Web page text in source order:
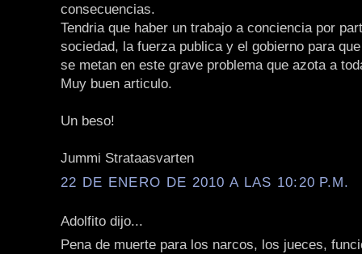
consecuencias.
Tendria que haber un trabajo a conciencia por
sociedad, la fuerza publica y el gobierno para
se metan en este grave problema que azota a
Muy buen articulo.
Un beso!
Jummi Strataasvarten
22 DE ENERO DE 2010 A LAS 10:20 P.M.
Adolfito dijo...
Pena de muerte para los narcos, los jueces,